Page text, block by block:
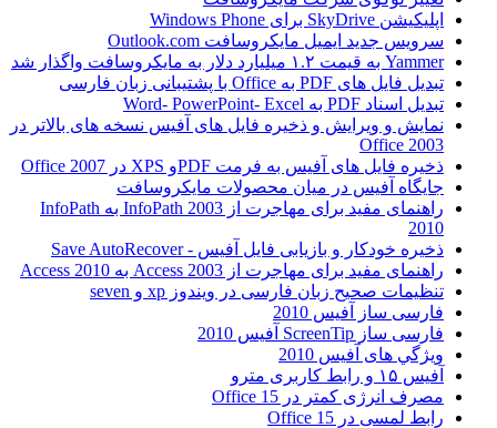
اپلیکیشن SkyDrive برای Windows Phone
سرویس جدید ایمیل مایکروسافت Outlook.com
Yammer به قیمت ۱.۲ میلیارد دلار به مایکروسافت واگذار شد
تبدیل فایل های PDF به Office با پشتیبانی زبان فارسی
تبدیل اسناد PDF به Word- PowerPoint- Excel
نمایش و ویرایش و ذخیره فایل های آفیس نسخه های بالاتر در
Office 2003
ذخیره فایل های آفیس به فرمت PDFو XPS در Office 2007
جایگاه آفیس در میان محصولات مایکروسافت
راهنمای مفید برای مهاجرت از InfoPath 2003 به InfoPath
2010
ذخیره خودکار و بازیابی فایل آفیس - Save AutoRecover
راهنمای مفید برای مهاجرت از Access 2003 به Access 2010
تنظیمات صحیح زبان فارسی در ویندوز xp و seven
فارسی ساز آفیس 2010
فارسی ساز ScreenTip آفیس 2010
ويژگي های آفيس 2010
آفیس ۱۵ و رابط کاربری مترو
مصرف انرژی کمتر در Office 15
رابط لمسی در Office 15